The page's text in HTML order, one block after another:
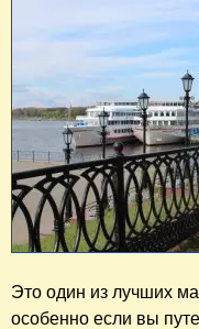
Это один из лучших
особенно если вы